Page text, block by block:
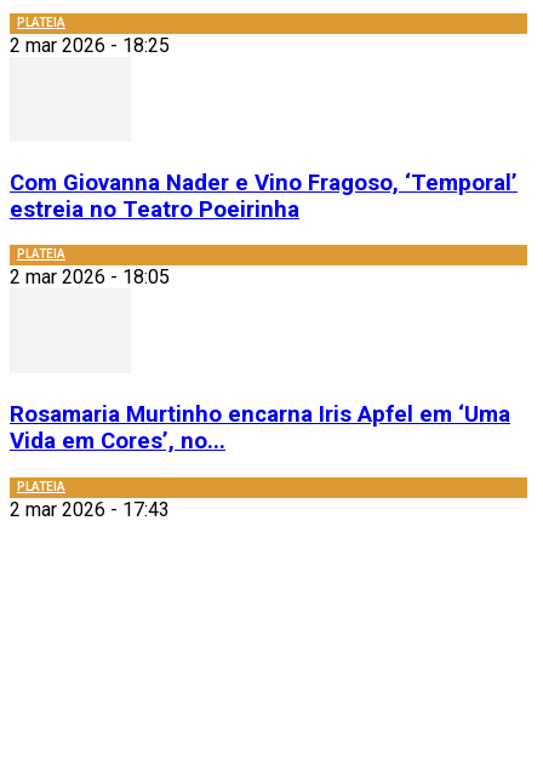
PLATEIA
2 mar 2026 - 18:25
Com Giovanna Nader e Vino Fragoso, ‘Temporal’
estreia no Teatro Poeirinha
PLATEIA
2 mar 2026 - 18:05
Rosamaria Murtinho encarna Iris Apfel em ‘Uma
Vida em Cores’, no...
PLATEIA
2 mar 2026 - 17:43